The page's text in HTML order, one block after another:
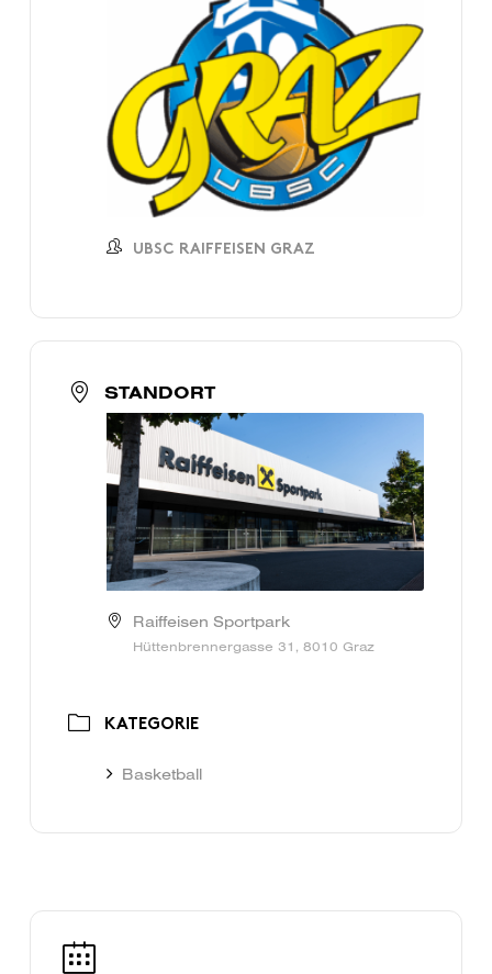
UBSC RAIFFEISEN GRAZ
STANDORT
Raiffeisen Sportpark
Hüttenbrennergasse 31, 8010 Graz
KATEGORIE
Basketball